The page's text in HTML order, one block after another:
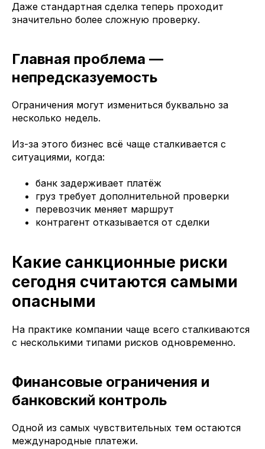
Даже стандартная сделка теперь проходит
значительно более сложную проверку.
Главная проблема —
непредсказуемость
Ограничения могут измениться буквально за
несколько недель.
Из-за этого бизнес всё чаще сталкивается с
ситуациями, когда:
банк задерживает платёж
груз требует дополнительной проверки
перевозчик меняет маршрут
контрагент отказывается от сделки
Какие санкционные риски
сегодня считаются самыми
опасными
На практике компании чаще всего сталкиваются
с несколькими типами рисков одновременно.
Финансовые ограничения и
банковский контроль
Одной из самых чувствительных тем остаются
международные платежи.